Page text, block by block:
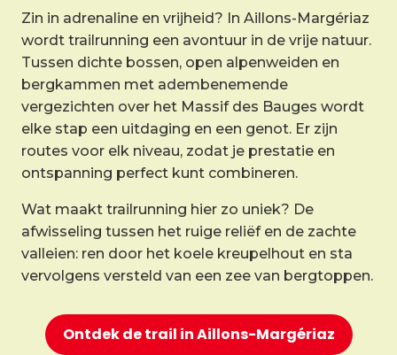
Zin in adrenaline en vrijheid? In Aillons-Margériaz
wordt trailrunning een avontuur in de vrije natuur.
Tussen dichte bossen, open alpenweiden en
bergkammen met adembenemende
vergezichten over het Massif des Bauges wordt
elke stap een uitdaging en een genot. Er zijn
routes voor elk niveau, zodat je prestatie en
ontspanning perfect kunt combineren.
Wat maakt trailrunning hier zo uniek? De
afwisseling tussen het ruige reliëf en de zachte
valleien: ren door het koele kreupelhout en sta
vervolgens versteld van een zee van bergtoppen.
Ontdek de trail in Aillons-Margériaz